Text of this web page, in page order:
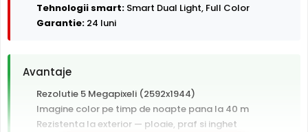
Tehnologii smart: Smart Dual Light, Full Color
Garantie: 24 luni
Avantaje
Rezolutie 5 Megapixeli (2592x1944)
Imagine color pe timp de noapte pana la 40 m
Rezistenta la exterior — ploaie, praf si inghet